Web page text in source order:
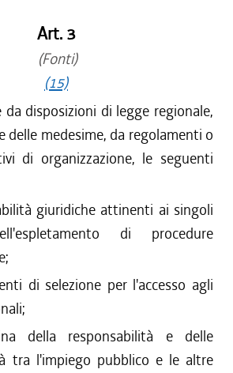
Art. 3
(Fonti)
(15)
disposizioni di legge regionale,
delle medesime, da regolamenti o
di organizzazione, le seguenti
giuridiche attinenti ai singoli
di procedure
di selezione per l'accesso agli
della responsabilità e delle
tra l'impiego pubblico e le altre